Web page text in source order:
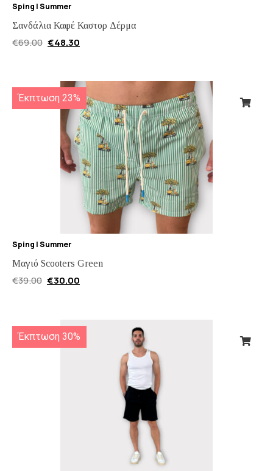
Sping | Summer
Σανδάλια Καφέ Καστορ Δέρμα
€69.00 €48.30
Έκπτωση 23%
Sping | Summer
Μαγιό Scooters Green
€39.00 €30.00
Έκπτωση 30%